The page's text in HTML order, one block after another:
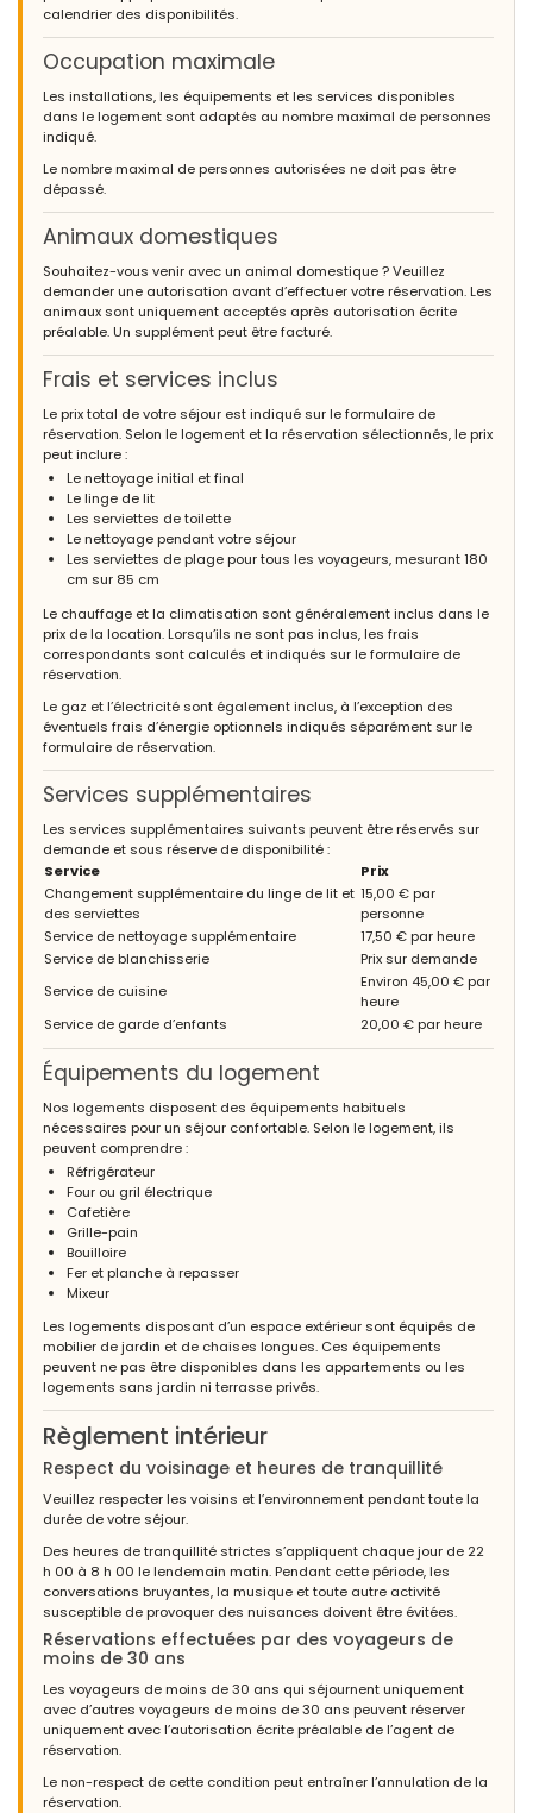
calendrier des disponibilités.
Occupation maximale
Les installations, les équipements et les services disponibles
dans le logement sont adaptés au nombre maximal de personnes
indiqué.
Le nombre maximal de personnes autorisées ne doit pas être
dépassé.
Animaux domestiques
Souhaitez-vous venir avec un animal domestique ? Veuillez
demander une autorisation avant d’effectuer votre réservation. Les
animaux sont uniquement acceptés après autorisation écrite
préalable. Un supplément peut être facturé.
Frais et services inclus
Le prix total de votre séjour est indiqué sur le formulaire de
réservation. Selon le logement et la réservation sélectionnés, le prix
peut inclure :
Le nettoyage initial et final
Le linge de lit
Les serviettes de toilette
Le nettoyage pendant votre séjour
Les serviettes de plage pour tous les voyageurs, mesurant 180
cm sur 85 cm
Le chauffage et la climatisation sont généralement inclus dans le
prix de la location. Lorsqu’ils ne sont pas inclus, les frais
correspondants sont calculés et indiqués sur le formulaire de
réservation.
Le gaz et l’électricité sont également inclus, à l’exception des
éventuels frais d’énergie optionnels indiqués séparément sur le
formulaire de réservation.
Services supplémentaires
Les services supplémentaires suivants peuvent être réservés sur
demande et sous réserve de disponibilité :
Service
Prix
Changement supplémentaire du linge de lit et
des serviettes
15,00 € par
personne
Service de nettoyage supplémentaire
17,50 € par heure
Service de blanchisserie
Prix sur demande
Service de cuisine
Environ 45,00 € par
heure
Service de garde d’enfants
20,00 € par heure
Équipements du logement
Nos logements disposent des équipements habituels
nécessaires pour un séjour confortable. Selon le logement, ils
peuvent comprendre :
Réfrigérateur
Four ou gril électrique
Cafetière
Grille-pain
Bouilloire
Fer et planche à repasser
Mixeur
Les logements disposant d’un espace extérieur sont équipés de
mobilier de jardin et de chaises longues. Ces équipements
peuvent ne pas être disponibles dans les appartements ou les
logements sans jardin ni terrasse privés.
Règlement intérieur
Respect du voisinage et heures de tranquillité
Veuillez respecter les voisins et l’environnement pendant toute la
durée de votre séjour.
Des heures de tranquillité strictes s’appliquent chaque jour de 22
h 00 à 8 h 00 le lendemain matin. Pendant cette période, les
conversations bruyantes, la musique et toute autre activité
susceptible de provoquer des nuisances doivent être évitées.
Réservations effectuées par des voyageurs de
moins de 30 ans
Les voyageurs de moins de 30 ans qui séjournent uniquement
avec d’autres voyageurs de moins de 30 ans peuvent réserver
uniquement avec l’autorisation écrite préalable de l’agent de
réservation.
Le non-respect de cette condition peut entraîner l’annulation de la
réservation.